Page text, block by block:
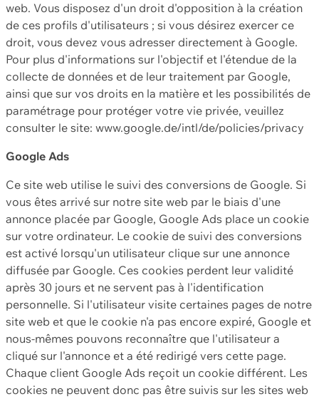
web. Vous disposez d'un droit d'opposition à la création
de ces profils d'utilisateurs ; si vous désirez exercer ce
droit, vous devez vous adresser directement à Google.
Pour plus d'informations sur l'objectif et l'étendue de la
collecte de données et de leur traitement par Google,
ainsi que sur vos droits en la matière et les possibilités de
paramétrage pour protéger votre vie privée, veuillez
consulter le site: www.google.de/intl/de/policies/privacy
Google Ads
Ce site web utilise le suivi des conversions de Google. Si
vous êtes arrivé sur notre site web par le biais d'une
annonce placée par Google, Google Ads place un cookie
sur votre ordinateur. Le cookie de suivi des conversions
est activé lorsqu'un utilisateur clique sur une annonce
diffusée par Google. Ces cookies perdent leur validité
après 30 jours et ne servent pas à l'identification
personnelle. Si l'utilisateur visite certaines pages de notre
site web et que le cookie n'a pas encore expiré, Google et
nous-mêmes pouvons reconnaître que l'utilisateur a
cliqué sur l'annonce et a été redirigé vers cette page.
Chaque client Google Ads reçoit un cookie différent. Les
cookies ne peuvent donc pas être suivis sur les sites web